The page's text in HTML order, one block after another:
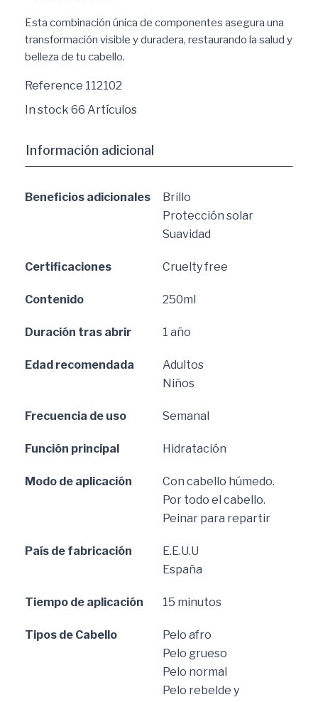
Esta combinación única de componentes asegura una
transformación visible y duradera, restaurando la salud y
belleza de tu cabello.
Reference 112102
In stock 66 Artículos
Información adicional
Beneficios adicionales
Brillo
Protección solar
Suavidad
Certificaciones Cruelty free
Contenido 250ml
Duración tras abrir 1 año
Edad recomendada
Adultos
Niños
Frecuencia de uso Semanal
Función principal Hidratación
Modo de aplicación
Con cabello húmedo.
Por todo el cabello.
Peinar para repartir
País de fabricación
E.E.U.U
España
Tiempo de aplicación 15 minutos
Tipos de Cabello
Pelo afro
Pelo grueso
Pelo normal
Pelo rebelde y